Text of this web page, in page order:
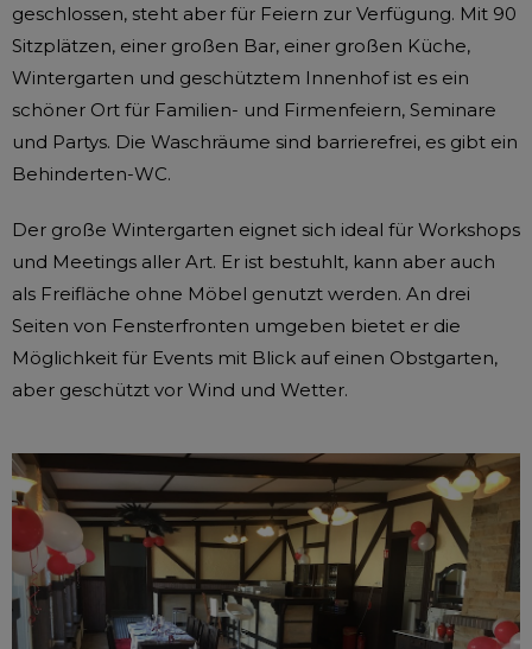
geschlossen, steht aber für Feiern zur Verfügung. Mit 90
Sitzplätzen, einer großen Bar, einer großen Küche,
Wintergarten und geschütztem Innenhof ist es ein
schöner Ort für Familien- und Firmenfeiern, Seminare
und Partys. Die Waschräume sind barrierefrei, es gibt ein
Behinderten-WC.
Der große Wintergarten eignet sich ideal für Workshops
und Meetings aller Art. Er ist bestuhlt, kann aber auch
als Freifläche ohne Möbel genutzt werden. An drei
Seiten von Fensterfronten umgeben bietet er die
Möglichkeit für Events mit Blick auf einen Obstgarten,
aber geschützt vor Wind und Wetter.